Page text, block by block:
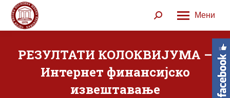
Мени
Search:
РЕЗУЛТАТИ КОЛОКВИЈУМА –
Интернет финансијско
извештавање